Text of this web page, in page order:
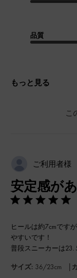
品質
もっと見る
こ
ご利用者様
安定感が
ヒールは約7cmです
やすいです！
普段スニーカーは23.
サイズ: 36/23cm |